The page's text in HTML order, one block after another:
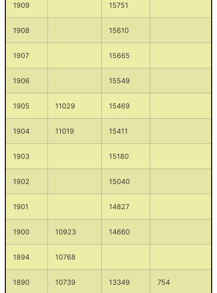
1909 15751
1908 15610
1907 15665
1906 15549
1905 11029 15469
1904 11019 15411
1903 15180
1902 15040
1901 14827
1900 10923 14660
1894 10768
1890 10739 13349 754